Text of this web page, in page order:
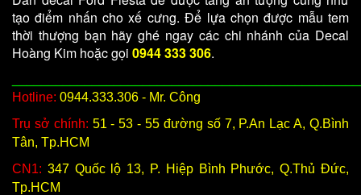
tạo điểm nhấn cho xế cưng. Để lựa chọn được mẫu tem
thời thượng bạn hãy ghé ngay các chi nhánh của Decal
Hoàng Kim hoặc gọi 0944 333 306.
Hotline: 0944.333.306 - Mr. Công
Trụ sở chính: 51 - 53 - 55 đường số 7, P.An Lạc A, Q.Bình
Tân, Tp.HCM
CN1: 347 Quốc lộ 13, P. Hiệp Bình Phước, Q.Thủ Đức,
Tp.HCM